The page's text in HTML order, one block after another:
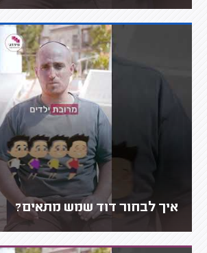
איך לבחור דוד שמש מתאים?